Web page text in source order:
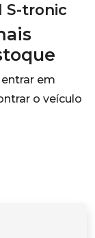
S-tronic
em
o veículo